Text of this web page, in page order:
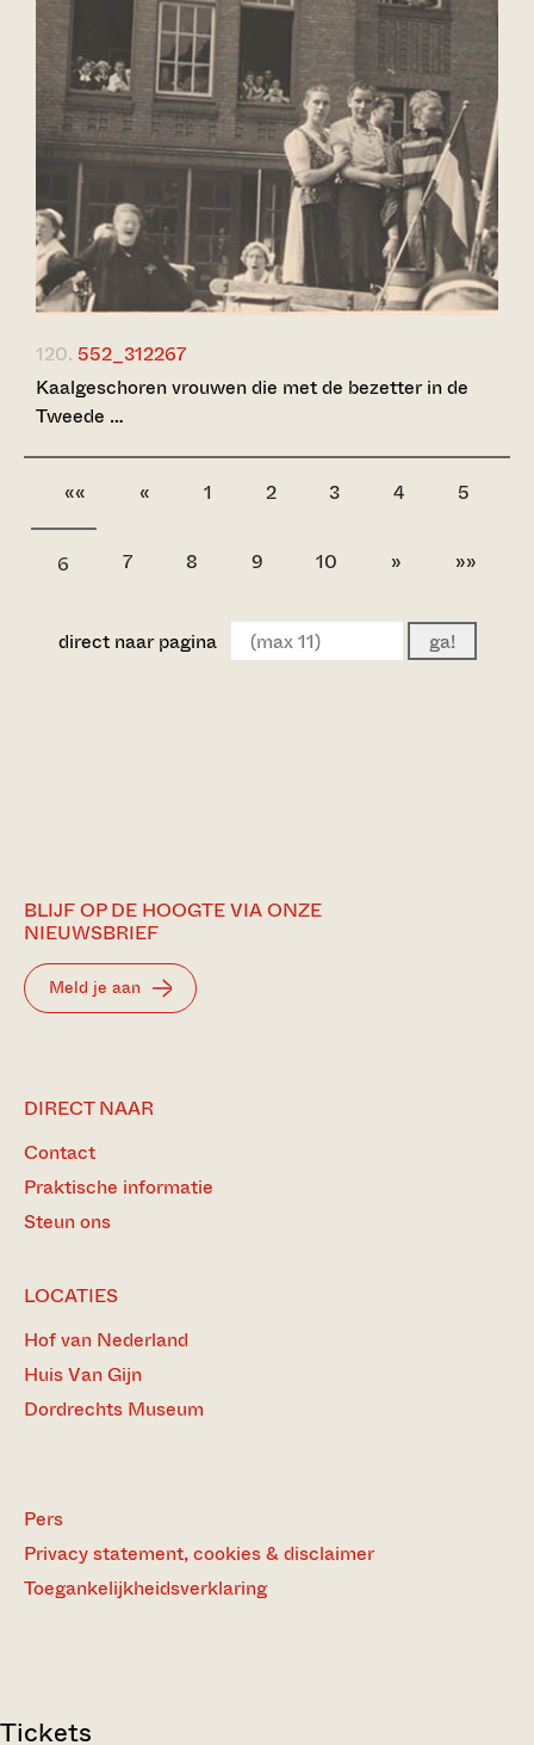
120. 552_312267
Kaalgeschoren vrouwen die met de bezetter in de
Tweede …
«« « 1 2 3 4 5
6 7 8 9 10 » »»
direct naar pagina ga!
BLIJF OP DE HOOGTE VIA ONZE
NIEUWSBRIEF
Meld je aan
DIRECT NAAR
Contact
Praktische informatie
Steun ons
LOCATIES
Hof van Nederland
Huis Van Gijn
Dordrechts Museum
Pers
Privacy statement, cookies & disclaimer
Toegankelijkheidsverklaring
Tickets